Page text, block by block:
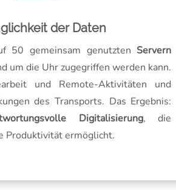
der Daten
50 gemeinsam genutzten Servern
um die Uhr zugegriffen werden kann.
und Remote-Aktivitäten und
des Transports. Das Ergebnis:
Digitalisierung, die
Produktivität ermöglicht.